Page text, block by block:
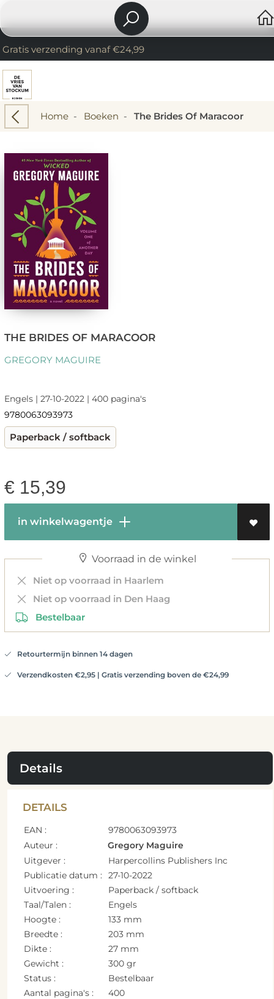
Gratis verzending vanaf €24,99
Home- Boeken - The Brides Of Maracoor
THE BRIDES OF MARACOOR
GREGORY MAGUIRE
Engels | 27-10-2022 | 400 pagina's
9780063093973
Paperback / softback
€ 15,39
in winkelwagentje
Voorraad in de winkel
Niet op voorraad in Haarlem
Niet op voorraad in Den Haag
Bestelbaar
Retourtermijn binnen 14 dagen
Verzendkosten €2,95 | Gratis verzending boven de €24,99
Details
DETAILS
EAN :
9780063093973
Auteur :
Gregory Maguire
Uitgever :
Harpercollins Publishers Inc
Publicatie datum :
27-10-2022
Uitvoering :
Paperback / softback
Taal/Talen :
Engels
Hoogte :
133 mm
Breedte :
203 mm
Dikte :
27 mm
Gewicht :
300 gr
Status :
Bestelbaar
Aantal pagina's :
400